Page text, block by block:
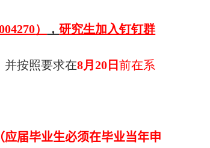
） ，研究生加入钉钉群
并按照要求在8月20 日前在系
（应届毕业生必须在毕业当年申